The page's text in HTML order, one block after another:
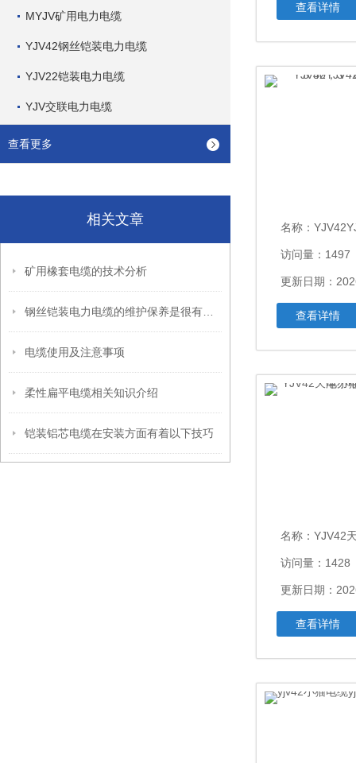
MYJV矿用电力电缆
YJV42钢丝铠装电力电缆
YJV22铠装电力电缆
YJV交联电力电缆
查看更多
相关文章
矿用橡套电缆的技术分析
电缆使用及注意事项
柔性扁平电缆相关知识介绍
铠装铝芯电缆在安装方面有着以下技巧
查看详情
名称： YJV42YJV42钢丝
访问量：1497
更新日期：
查看详情
名称： YJV42天津小猫
访问量：1428
更新日期：
查看详情